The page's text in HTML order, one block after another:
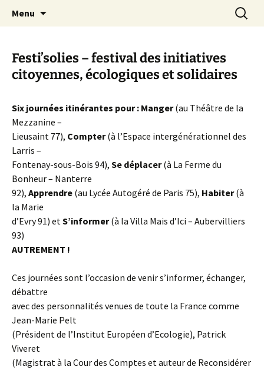
Canal Marches
Menu
Festi’solies – festival des initiatives
citoyennes, écologiques et solidaires
Six journées itinérantes pour : Manger(au Théâtre de la
Mezzanine –
Lieusaint 77), Compter(à l’Espace intergénérationnel des
Larris –
Fontenay-sous-Bois 94), Se déplacer(à La Ferme du
Bonheur – Nanterre
92), Apprendre (au Lycée Autogéré de Paris 75), Habiter(à
la Marie
d’Evry 91) etS’informer(à la Villa Mais d’Ici – Aubervilliers
93)
AUTREMENT !
Ces journées sont l’occasion de venir s’informer, échanger,
débattre
avec des personnalités venues de toute la France comme
Jean-Marie Pelt
(Président de l’Institut Européen d’Ecologie), Patrick
Viveret
(Magistrat à la Cour des Comptes et auteur de Reconsidérer